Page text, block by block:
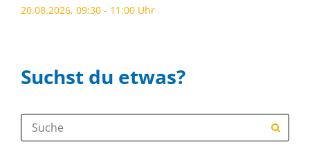
20.08.2026, 09:30 - 11:00 Uhr
Suchst du etwas?
Suche: